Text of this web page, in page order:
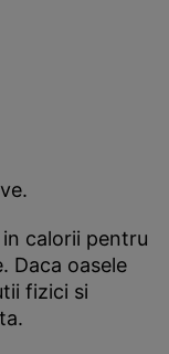
calorii pentru
Daca oasele
fizici si